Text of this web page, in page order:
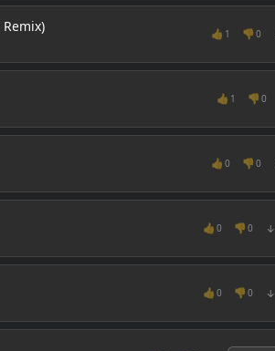
👍 1 👎 0
👍 1 👎 0
👍 0 👎 0
👍 0 👎 0 ↓
👍 0 👎 0 ↓